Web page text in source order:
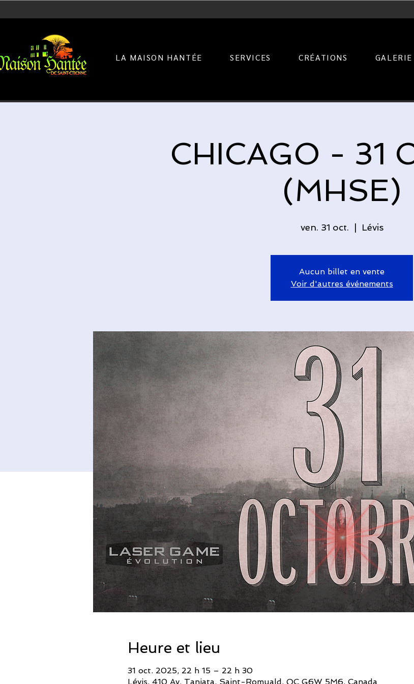
LA MAISON HANTÉE SERVICES CRÉATIONS GALERIE
CHICAGO - 31
(MHSE)
ven. 31 oct.
  |
Lévis
Aucun billet en vente
Voir d'autres événements
Heure et lieu
31 oct. 2025, 22 h 15 – 22 h 30
Lévis, 410 Av. Taniata, Saint-Romuald, QC G6W 5M6, Canada